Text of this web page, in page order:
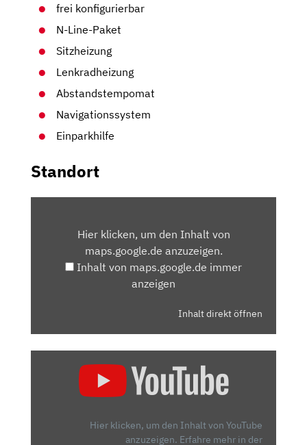
frei konfigurierbar
N-Line-Paket
Sitzheizung
Lenkradheizung
Abstandstempomat
Navigationssystem
Einparkhilfe
Standort
MAPS.GOOGLE.DEHier klicken, um den Inhalt von
maps.google.de anzuzeigen.
Inhalt von maps.google.de immer
anzeigen
Inhalt direkt öffnen
Hier klicken, um den Inhalt von YouTube
anzuzeigen. Erfahre mehr in der